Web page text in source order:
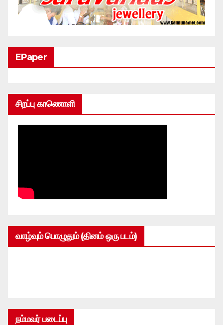
EPaper
சிறப்பு காணொளி
வாழ்வும் பொழுதும் (தினம் ஒரு படம்)
நம்மவர் படைப்பு